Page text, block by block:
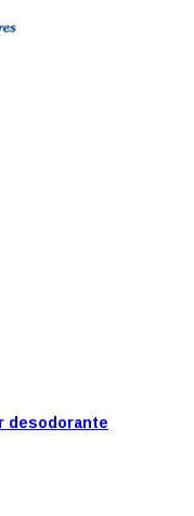
desodorante